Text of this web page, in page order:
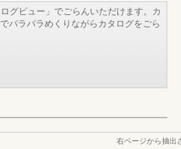
グビュー」でごらんいただけます。カ
パラパラめくりながらカタログをごら
右ページから抽出